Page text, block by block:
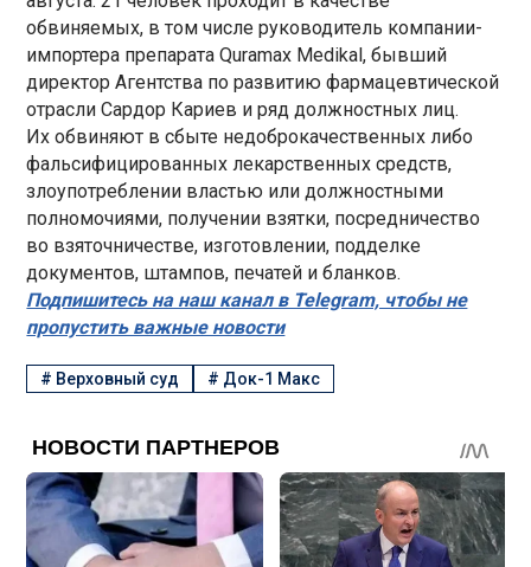
обвиняемых, в том числе руководитель компании-
импортера препарата Quramax Medikal, бывший
директор Агентства по развитию фармацевтической
отрасли Сардор Кариев и ряд должностных лиц.
Их обвиняют в сбыте недоброкачественных либо
фальсифицированных лекарственных средств,
злоупотреблении властью или должностными
полномочиями, получении взятки, посредничество
во взяточничестве, изготовлении, подделке
документов, штампов, печатей и бланков.
Подпишитесь на наш канал в Telegram, чтобы не
пропустить важные новости
# Верховный суд # Док-1 Макс